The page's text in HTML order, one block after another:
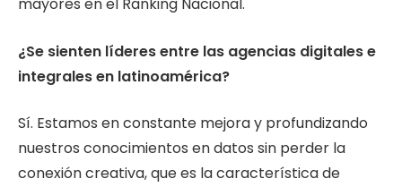
mayores en el Ranking Nacional.
¿Se sienten líderes entre las agencias digitales e
integrales en latinoamérica?
Sí. Estamos en constante mejora y profundizando
nuestros conocimientos en datos sin perder la
conexión creativa, que es la característica de